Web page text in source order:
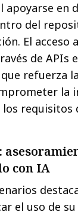
apoyarse en
del
El acceso
de APIs
que refuerza
la
requisitos
con IA
el uso de